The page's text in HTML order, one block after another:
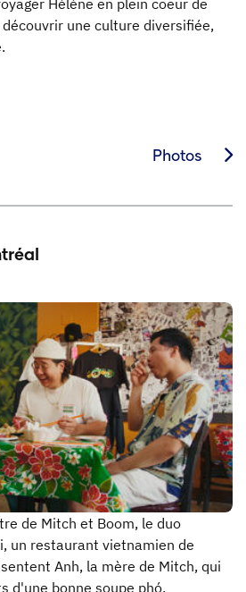
Hélène en plein coeur de
une culture diversifiée,
Photos
de Mitch et Boom, le duo
un restaurant vietnamien de
Anh, la mère de Mitch, qui
d'une bonne soupe phó.